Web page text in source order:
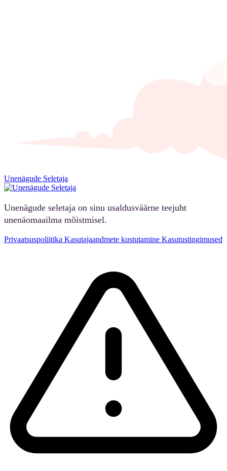
Unenägude Seletaja
Unenägude seletaja on sinu usaldusväärne teejuht
unenäomaailma mõistmisel.
Privaatsuspoliitika Kasutajaandmete kustutamine Kasutustingimused